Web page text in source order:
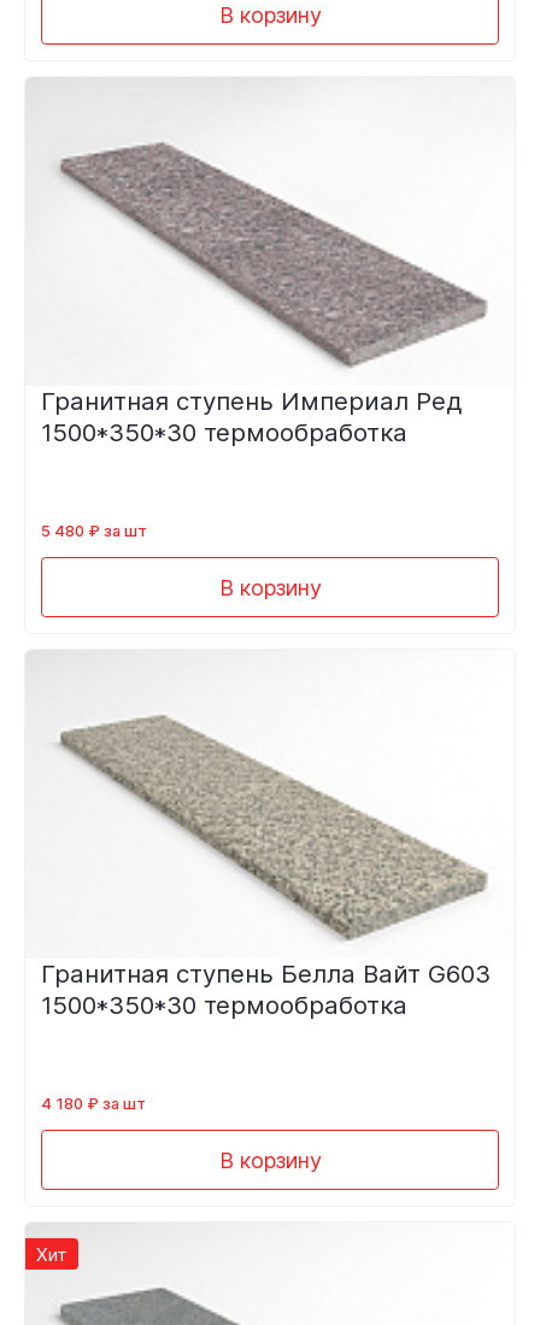
В корзину
Гранитная ступень Империал Ред
1500*350*30 термообработка
5 480 ₽ за шт
В корзину
Гранитная ступень Белла Вайт G603
1500*350*30 термообработка
4 180 ₽ за шт
В корзину
Хит